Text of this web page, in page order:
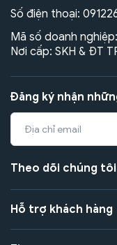
Số điện thoại:
Mã số doanh
Nơi cấp: SKH & ĐT
Đăng ký nhận
Theo dõi chúng tôi
Hỗ trợ khách hàng